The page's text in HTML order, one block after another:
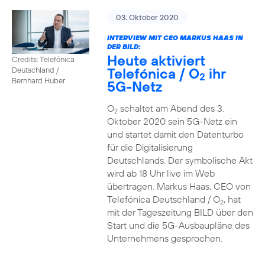
Credits: Telefónica
Deutschland /
Bernhard Huber
03. Oktober 2020
INTERVIEW MIT CEO MARKUS HAAS IN
DER BILD:
Heute aktiviert
Telefónica / O2 ihr
5G-Netz
O2schaltet am Abend des 3.
Oktober 2020 sein 5G-Netz ein
und startet damit den Datenturbo
für die Digitalisierung
Deutschlands. Der symbolische Akt
wird ab 18 Uhr live im Web
übertragen. Markus Haas, CEO von
Telefónica Deutschland / O2, hat
mit der Tageszeitung BILD über den
Start und die 5G-Ausbaupläne des
Unternehmens gesprochen.